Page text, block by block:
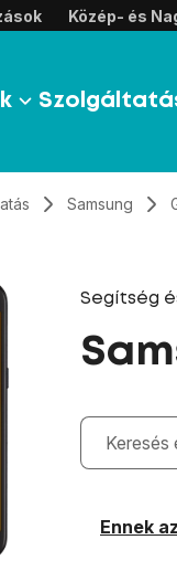
Közép- és
Samsung
Segítség
Gépelés
Ennek